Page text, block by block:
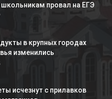
провал на ЕГЭ
в крупных городах
изменились
исчезнут с прилавков